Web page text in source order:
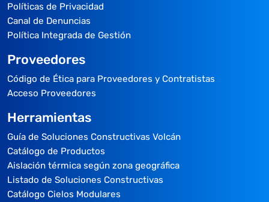
Políticas de Privacidad
Canal de Denuncias
Política Integrada de Gestión
Proveedores
Código de Ética para Proveedores y Contratistas
Acceso Proveedores
Herramientas
Guía de Soluciones Constructivas Volcán
Catálogo de Productos
Aislación térmica según zona geográfica
Listado de Soluciones Constructivas
Catálogo Cielos Modulares